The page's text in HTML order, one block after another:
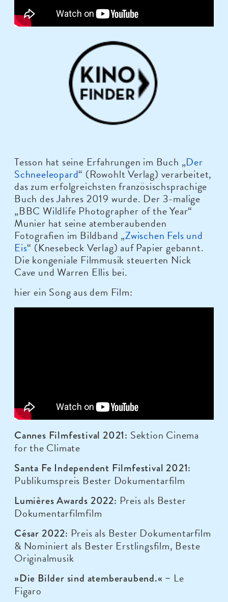
Tesson hat seine Erfahrungen im Buch „Der
Schneeleopard“ (Rowohlt Verlag) verarbeitet,
das zum erfolgreichsten französischsprachige
Buch des Jahres 2019 wurde. Der 3-malige
„BBC Wildlife Photographer of the Year“
Munier hat seine atemberaubenden
Fotografien im Bildband „Zwischen Fels und
Eis“ (Knesebeck Verlag) auf Papier gebannt.
Die kongeniale Filmmusik steuerten Nick
Cave und Warren Ellis bei.
hier ein Song aus dem Film:
Cannes Filmfestival 2021: Sektion Cinema
for the Climate
Santa Fe Independent Filmfestival 2021:
Publikumspreis Bester Dokumentarfilm
Lumières Awards 2022: Preis als Bester
Dokumentarfilmfilm
César 2022: Preis als Bester Dokumentarfilm
& Nominiert als Bester Erstlingsfilm, Beste
Originalmusik
»Die Bilder sind atemberaubend.« – Le
Figaro